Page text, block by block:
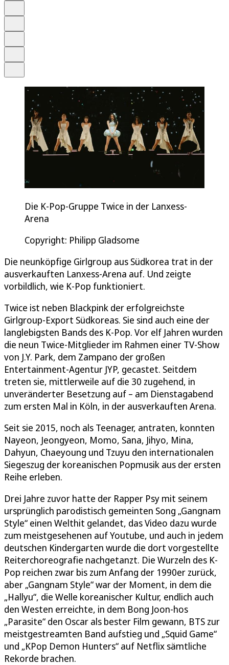
Die K-Pop-Gruppe Twice in der Lanxess-
Arena
Copyright: Philipp Gladsome
Die neunköpfige Girlgroup aus Südkorea trat in der
ausverkauften Lanxess-Arena auf. Und zeigte
vorbildlich, wie K-Pop funktioniert.
Twice ist neben Blackpink der erfolgreichste
Girlgroup-Export Südkoreas. Sie sind auch eine der
langlebigsten Bands des K-Pop. Vor elf Jahren wurden
die neun Twice-Mitglieder im Rahmen einer TV-Show
von J.Y. Park, dem Zampano der großen
Entertainment-Agentur JYP, gecastet. Seitdem
treten sie, mittlerweile auf die 30 zugehend, in
unveränderter Besetzung auf – am Dienstagabend
zum ersten Mal in Köln, in der ausverkauften Arena.
Seit sie 2015, noch als Teenager, antraten, konnten
Nayeon, Jeongyeon, Momo, Sana, Jihyo, Mina,
Dahyun, Chaeyoung und Tzuyu den internationalen
Siegeszug der koreanischen Popmusik aus der ersten
Reihe erleben.
Drei Jahre zuvor hatte der Rapper Psy mit seinem
ursprünglich parodistisch gemeinten Song „Gangnam
Style“ einen Welthit gelandet, das Video dazu wurde
zum meistgesehenen auf Youtube, und auch in jedem
deutschen Kindergarten wurde die dort vorgestellte
Reiterchoreografie nachgetanzt. Die Wurzeln des K-
Pop reichen zwar bis zum Anfang der 1990er zurück,
aber „Gangnam Style“ war der Moment, in dem die
„Hallyu“, die Welle koreanischer Kultur, endlich auch
den Westen erreichte, in dem Bong Joon-hos
„Parasite“ den Oscar als bester Film gewann, BTS zur
meistgestreamten Band aufstieg und „Squid Game“
und „KPop Demon Hunters“ auf Netflix sämtliche
Rekorde brachen.